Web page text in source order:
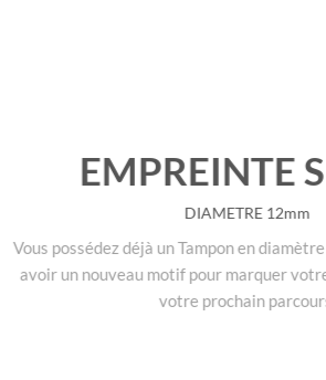
EMPREINTE
DIAMETRE 12mm
Vous possédez déjà un Tampon en
avoir un nouveau motif pour marquer
votre prochain